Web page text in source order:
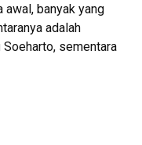
awal, banyak yang
adalah
sementara